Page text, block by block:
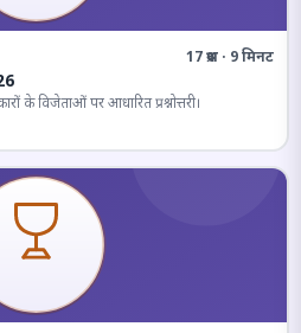
17 प्रश्न · 9 मिनट
के विजेताओं पर आधारित प्रश्नोत्तरी।